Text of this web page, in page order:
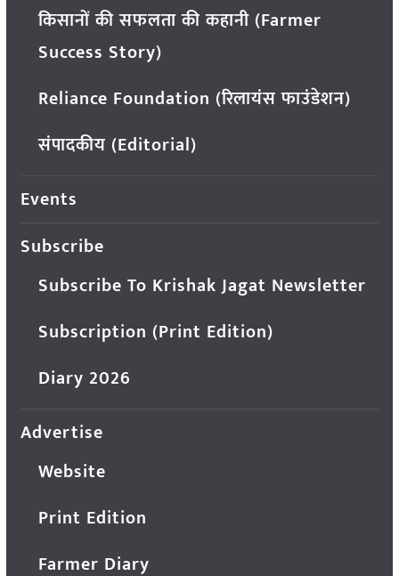
किसानों की सफलता की कहानी (Farmer
Success Story)
Reliance Foundation (रिलायंस फाउंडेशन)
संपादकीय (Editorial)
Events
Subscribe
Subscribe To Krishak Jagat Newsletter
Subscription (Print Edition)
Diary 2026
Advertise
Website
Print Edition
Farmer Diary